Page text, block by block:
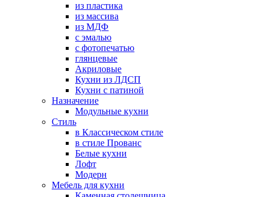
из пластика
из массива
из МДФ
с эмалью
с фотопечатью
глянцевые
Акриловые
Кухни из ЛДСП
Кухни с патиной
Назначение
Модульные кухни
Стиль
в Классическом стиле
в стиле Прованс
Белые кухни
Лофт
Модерн
Мебель для кухни